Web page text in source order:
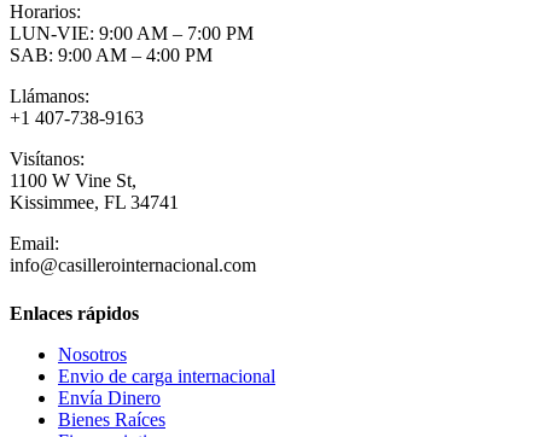
Horarios:
LUN-VIE: 9:00 AM – 7:00 PM
SAB: 9:00 AM – 4:00 PM
Llámanos:
+1 407-738-9163
Visítanos:
1100 W Vine St,
Kissimmee, FL 34741
Email:
info@casillerointernacional.com
Enlaces rápidos
Nosotros
Envio de carga internacional
Envía Dinero
Bienes Raíces